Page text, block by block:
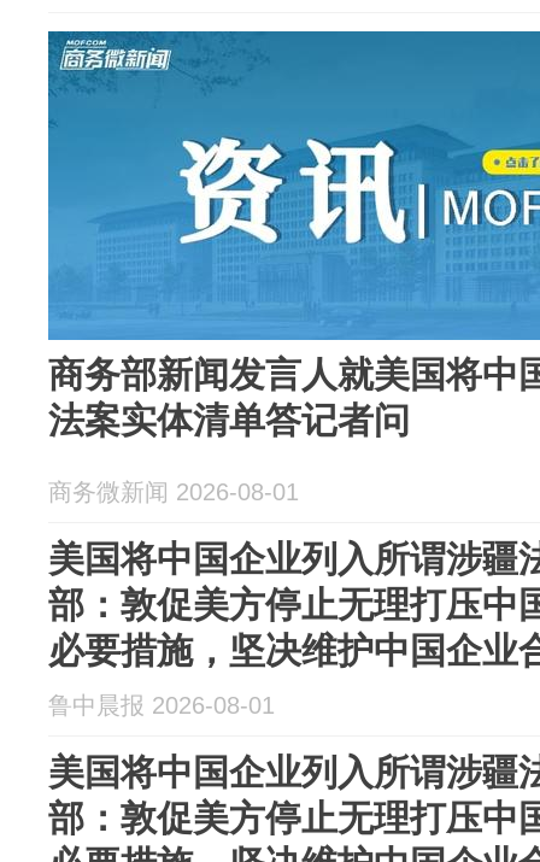
商务部新闻发言人就美国将中
法案实体清单答记者问
商务微新闻 2026-08-01
美国将中国企业列入所谓涉疆
部：敦促美方停止无理打压中
必要措施，坚决维护中国企业
鲁中晨报 2026-08-01
美国将中国企业列入所谓涉疆
部：敦促美方停止无理打压中